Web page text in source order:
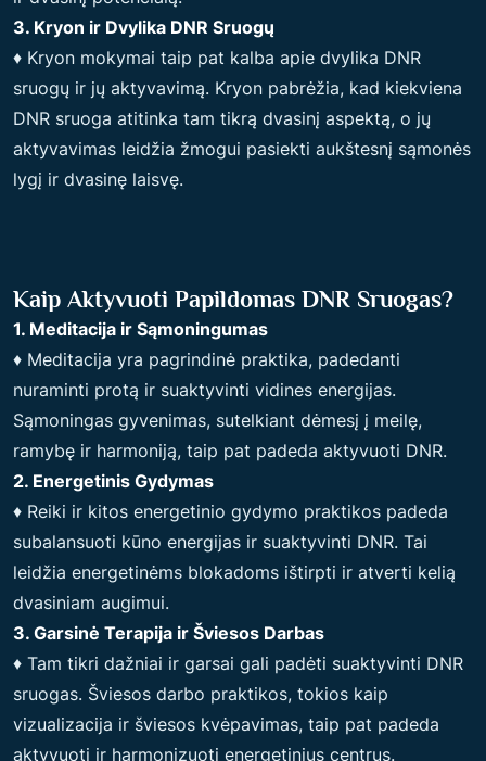
3. Kryon ir Dvylika DNR Sruogų
♦ Kryon mokymai taip pat kalba apie dvylika DNR
sruogų ir jų aktyvavimą. Kryon pabrėžia, kad kiekviena
DNR sruoga atitinka tam tikrą dvasinį aspektą, o jų
aktyvavimas leidžia žmogui pasiekti aukštesnį sąmonės
lygį ir dvasinę laisvę.
Kaip Aktyvuoti Papildomas DNR Sruogas?
1. Meditacija ir Sąmoningumas
♦ Meditacija yra pagrindinė praktika, padedanti
nuraminti protą ir suaktyvinti vidines energijas.
Sąmoningas gyvenimas, sutelkiant dėmesį į meilę,
ramybę ir harmoniją, taip pat padeda aktyvuoti DNR.
2. Energetinis Gydymas
♦ Reiki ir kitos energetinio gydymo praktikos padeda
subalansuoti kūno energijas ir suaktyvinti DNR. Tai
leidžia energetinėms blokadoms ištirpti ir atverti kelią
dvasiniam augimui.
3. Garsinė Terapija ir Šviesos Darbas
♦ Tam tikri dažniai ir garsai gali padėti suaktyvinti DNR
sruogas. Šviesos darbo praktikos, tokios kaip
vizualizacija ir šviesos kvėpavimas, taip pat padeda
aktyvuoti ir harmonizuoti energetinius centrus.